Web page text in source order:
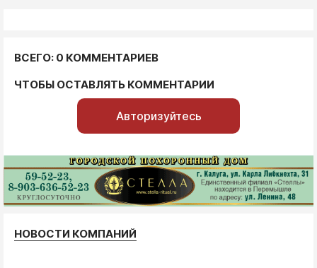
ВСЕГО: 0 КОММЕНТАРИЕВ
ЧТОБЫ ОСТАВЛЯТЬ КОММЕНТАРИИ
Авторизуйтесь
НОВОСТИ КОМПАНИЙ